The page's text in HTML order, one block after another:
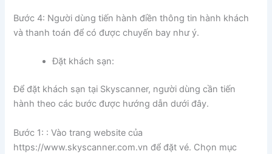
Bước 4: Người dùng tiến hành điền thông tin hành khách
và thanh toán để có được chuyến bay như ý.
Đặt khách sạn:
Để đặt khách sạn tại Skyscanner, người dùng cần tiến
hành theo các bước được hướng dẫn dưới đây.
Bước 1: : Vào trang website của
https://www.skyscanner.com.vn để đặt vé. Chọn mục